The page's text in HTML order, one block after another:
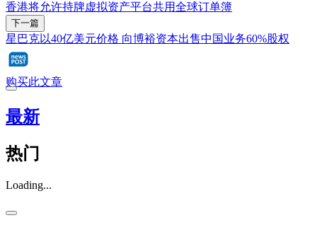
香港将允许持牌虚拟资产平台共用全球订单簿
下一篇
星巴克以40亿美元价格 向博裕资本出售中国业务60%股权
购买此文章
最新
热门
Loading...